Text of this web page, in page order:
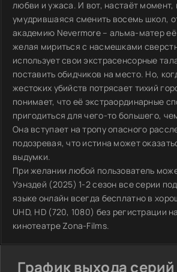
любви и ужаса. И вот, настаёт момент,
умудрившаяся сменить восемь школ,
академию Nevermore – альма-матер
желая мириться с насмешками
использует свои экстрасенсорные
поставить обидчиков на место. Но,
жестоких убийств потрясает тихий
понимает, что её экстраординарные
пригодиться для чего-то большего,
Она вступает на тропу опасного
подозревая, что истина может
выдумки.
При желании любой пользователь
Уэнздей (2025) 1-2 сезон все серии
языке онлайн всегда бесплатно в
UHD, HD (720, 1080) без регистрации
кинотеатре Zona-Films.
График выхода